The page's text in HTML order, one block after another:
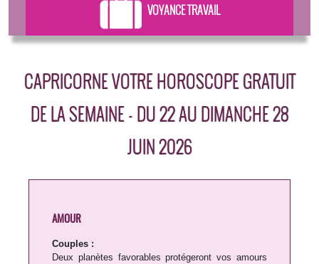
VOYANCE TRAVAIL
CAPRICORNE VOTRE HOROSCOPE GRATUIT
DE LA SEMAINE - DU 22 AU DIMANCHE 28
JUIN 2026
AMOUR
Couples :
Deux planètes favorables protégeront vos amours